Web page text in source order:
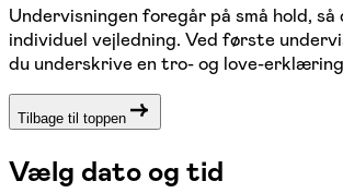
Undervisningen foregår på små hold,
individuel vejledning. Ved første
du underskrive en tro- og love-
Tilbage til toppen
Vælg dato og tid